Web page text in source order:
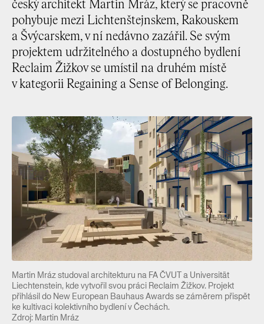
český architekt Martin Mráz, který se pracovně
pohybuje mezi Lichtenštejnskem, Rakouskem
a Švýcarskem, v ní nedávno zazářil. Se svým
projektem udržitelného a dostupného bydlení
Reclaim Žižkov se umístil na druhém místě
v kategorii Regaining a Sense of Belonging.
Martin Mráz studoval architekturu na FA ČVUT a Universität
Liechtenstein, kde vytvořil svou práci Reclaim Žižkov. Projekt
přihlásil do New European Bauhaus Awards se záměrem přispět
ke kultivaci kolektivního bydlení v Čechách.
Zdroj: Martin Mráz